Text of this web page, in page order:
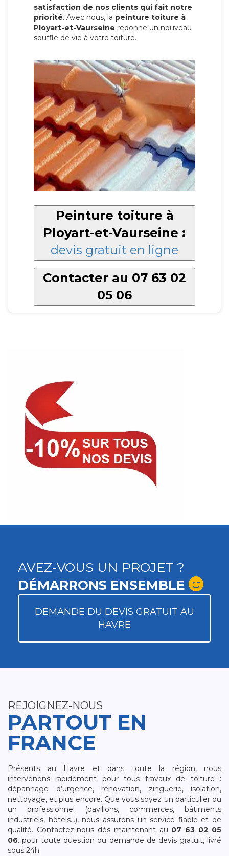
satisfaction de nos clients qui fait notre
priorité. Avec nous, la peinture toiture à
Ployart-et-Vaurseine redonne un nouveau
souffle de vie à votre toiture.
Peinture toiture à
Ployart-et-Vaurseine :
devis gratuit en ligne
Contacter au 07 63 02
05 06
AVEZ-VOUS UN PROJET ?
DÉMARRONS ENSEMBLE
DEMANDE DU DEVIS GRATUIT AU
HAVRE
REJOIGNEZ-NOUS
PARTOUT EN
FRANCE
Présents au Havre et dans toute la région, nous
intervenons rapidement pour tous travaux de toiture :
dépannage d’urgence, rénovation, zinguerie, isolation,
nettoyage, et plus encore. Que vous soyez un particulier ou
un professionnel (pavillons, commerces, bâtiments
industriels, hôtels…), nous assurons un service fiable et de
qualité. Contactez-nous dès maintenant au 07 63 02 05
06. pour toute question ou demande de devis gratuit, livré
sous 24h.